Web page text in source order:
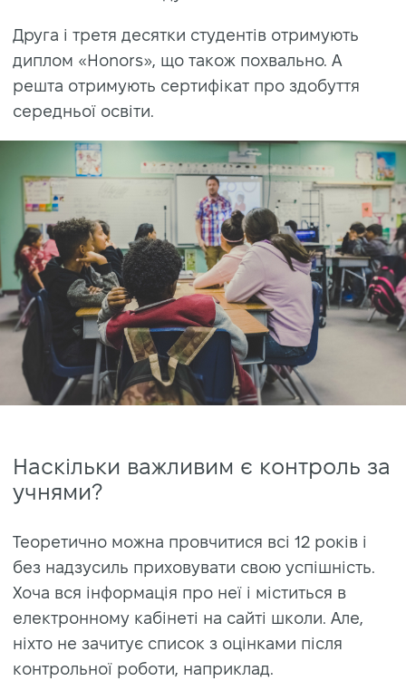
Друга і третя десятки студентів отримують
диплом «Honors», що також похвально. А
решта отримують сертифікат про здобуття
середньої освіти.
Наскільки важливим є контроль за
учнями?
Теоретично можна провчитися всі 12 років і
без надзусиль приховувати свою успішність.
Хоча вся інформація про неї і міститься в
електронному кабінеті на сайті школи. Але,
ніхто не зачитує список з оцінками після
контрольної роботи, наприклад.